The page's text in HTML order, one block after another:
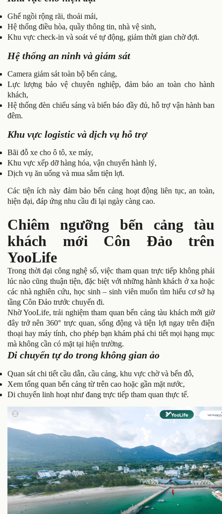
Ghế ngồi rộng rãi, thoải mái,
Hệ thống điều hòa, quầy thông tin, nhà vệ sinh,
Khu vực check-in và soát vé tự động, giảm thời gian chờ đợi.
Hệ thống an ninh và giám sát
Camera giám sát toàn bộ bến cảng,
Lực lượng bảo vệ chuyên nghiệp, đảm bảo an toàn cho hành
khách,
Hệ thống đèn chiếu sáng và biển báo đầy đủ, hỗ trợ vận hành ban
đêm.
Khu vực logistic và dịch vụ hỗ trợ
Bãi đỗ xe cho ô tô, xe máy,
Khu vực xếp dỡ hàng hóa, vận chuyển hành lý,
Dịch vụ ăn uống và mua sắm tiện lợi.
Các tiện ích này đảm bảo bến cảng hoạt động liên tục, an toàn,
hiện đại, đáp ứng nhu cầu đi lại ngày càng cao.
Chiêm ngưỡng bến cảng tàu
khách mới Côn Đảo trên
YooLife
Trong thời đại công nghệ số, việc tham quan trực tiếp không phải
lúc nào cũng thuận tiện, đặc biệt với những hành khách ở xa hoặc
các nhà nghiên cứu, học sinh – sinh viên muốn tìm hiểu cơ sở hạ
tầng Côn Đảo trước chuyến đi.
Nhờ YooLife, trải nghiệm tham quan bến cảng tàu khách mới giờ
đây trở nên 360° trực quan, sống động và tiện lợi ngay trên điện
thoại hay máy tính, cho phép bạn khám phá chi tiết mọi hạng mục
mà không cần có mặt tại hiện trường.
Di chuyển tự do trong không gian ảo
Quan sát chi tiết cầu dẫn, cầu cảng, khu vực chờ và bến đỗ,
Xem tổng quan bến cảng từ trên cao hoặc gần mặt nước,
Di chuyển linh hoạt như đang trực tiếp tham quan thực tế.